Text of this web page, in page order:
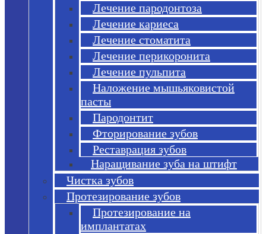
Лечение пародонтоза
Лечение кариеса
Лечение стоматита
Лечение перикоронита
Лечение пульпита
Наложение мышьяковистой
пасты
Пародонтит
Фторирование зубов
Реставрация зубов
Наращивание зуба на штифт
Чистка зубов
Протезирование зубов
Протезирование на
имплантатах